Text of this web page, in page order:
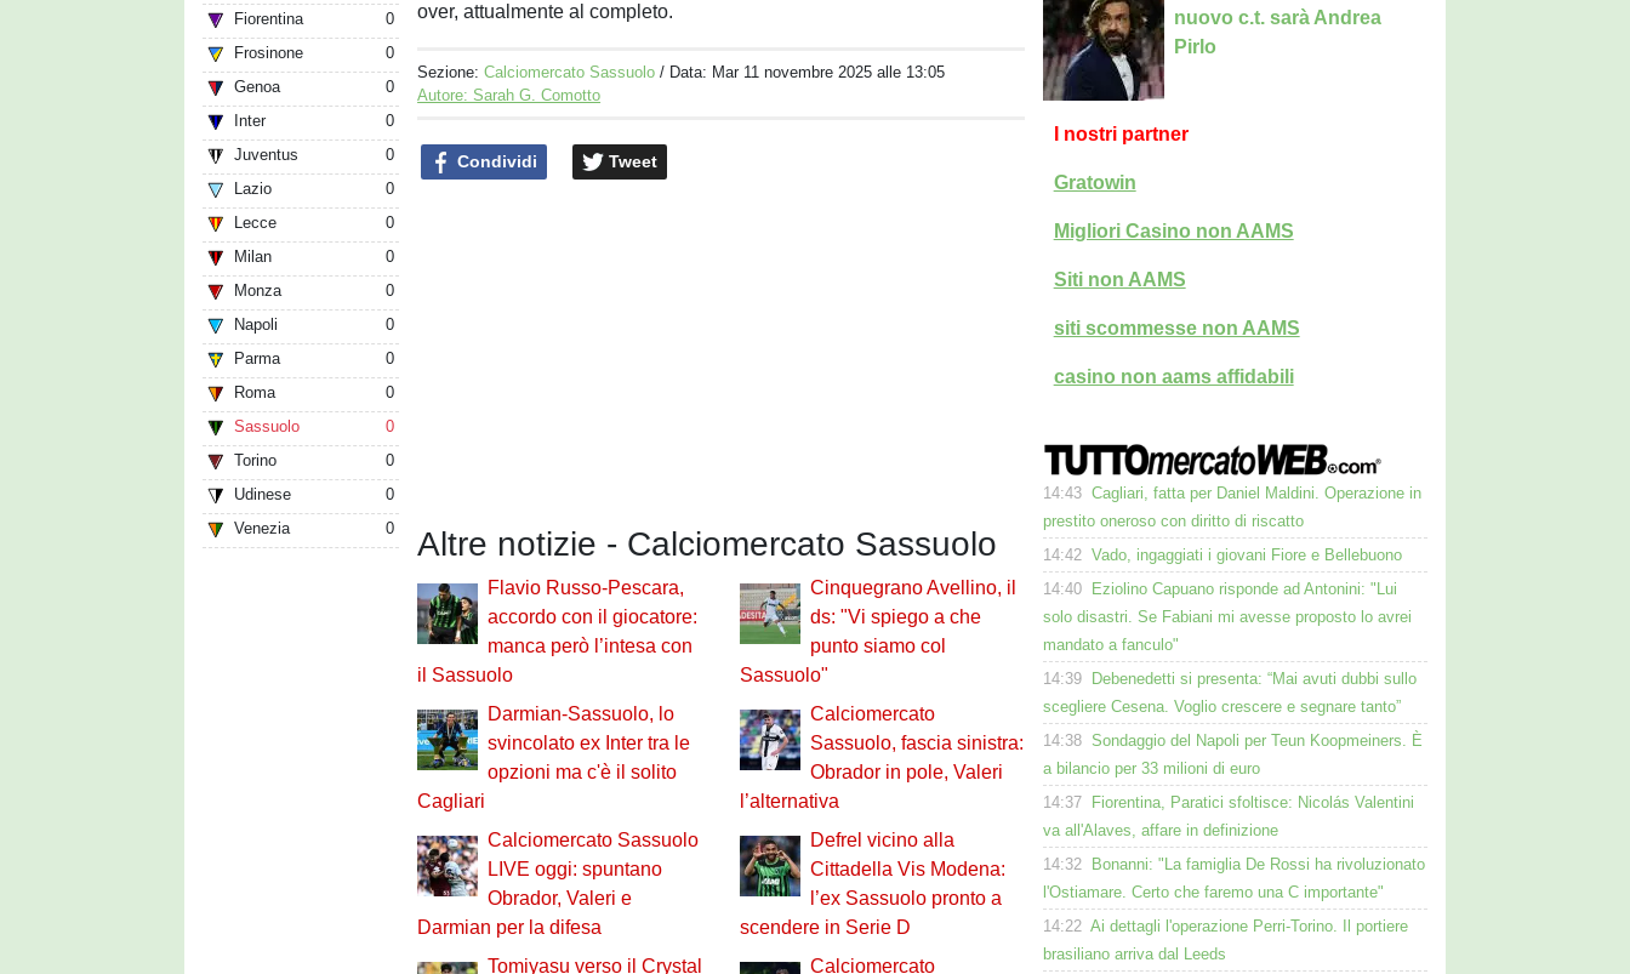
Fiorentina
0
Frosinone
0
Genoa
0
Inter
0
Juventus
0
Lazio
0
Lecce
0
Milan
0
Monza
0
Napoli
0
Parma
0
Roma
0
Sassuolo
0
Torino
0
Udinese
0
Venezia
0
over, attualmente al completo.
Sezione:Calciomercato Sassuolo / Data: Mar 11 novembre 2025 alle 13:05
Autore: Sarah G. Comotto
Condividi Tweet
Altre notizie - Calciomercato Sassuolo
Flavio Russo-Pescara,
accordo con il giocatore:
manca però l’intesa con
il Sassuolo
Cinquegrano Avellino, il
ds: "Vi spiego a che
punto siamo col
Sassuolo"
Darmian-Sassuolo, lo
svincolato ex Inter tra le
opzioni ma c'è il solito
Cagliari
Calciomercato
Sassuolo, fascia sinistra:
Obrador in pole, Valeri
l’alternativa
Calciomercato Sassuolo
LIVE oggi: spuntano
Obrador, Valeri e
Darmian per la difesa
Defrel vicino alla
Cittadella Vis Modena:
l’ex Sassuolo pronto a
scendere in Serie D
Tomiyasu verso il Crystal
Calciomercato
nuovo c.t. sarà Andrea
Pirlo
I nostri partner
Gratowin
Migliori Casino non AAMS
Siti non AAMS
siti scommesse non AAMS
casino non aams affidabili
14:43 Cagliari, fatta per Daniel Maldini. Operazione in
prestito oneroso con diritto di riscatto
14:42 Vado, ingaggiati i giovani Fiore e Bellebuono
14:40
Eziolino Capuano risponde ad Antonini: "Lui
solo disastri. Se Fabiani mi avesse proposto lo avrei
mandato a fanculo"
14:39
Debenedetti si presenta: “Mai avuti dubbi sullo
scegliere Cesena. Voglio crescere e segnare tanto”
14:38 Sondaggio del Napoli per Teun Koopmeiners. È
a bilancio per 33 milioni di euro
14:37
Fiorentina, Paratici sfoltisce: Nicolás Valentini
va all'Alaves, affare in definizione
14:32
Bonanni: "La famiglia De Rossi ha rivoluzionato
l'Ostiamare. Certo che faremo una C importante"
14:22 Ai dettagli l'operazione Perri-Torino. Il portiere
brasiliano arriva dal Leeds